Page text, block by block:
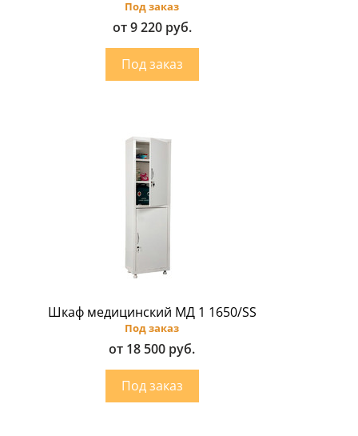
Под заказ
от 9 220 руб.
Шкаф медицинский МД 1 1650/SS
Под заказ
от 18 500 руб.